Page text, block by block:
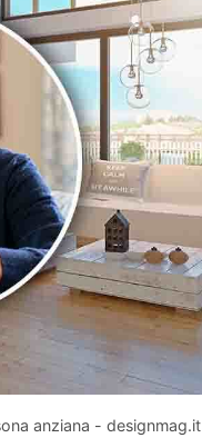
anziana - designmag.it